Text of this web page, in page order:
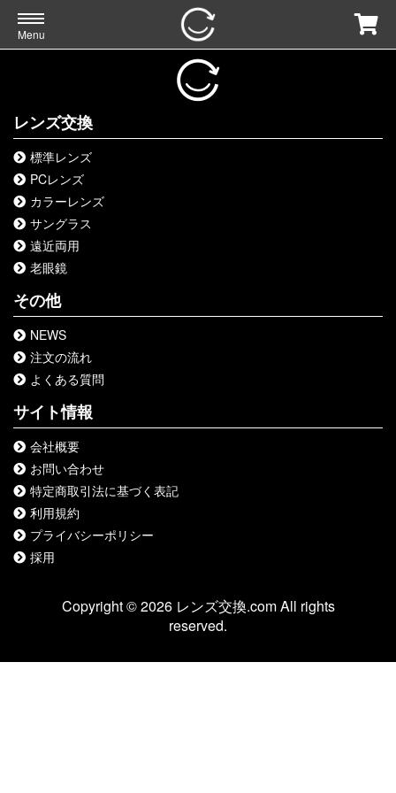
Menu
レンズ交換
標準レンズ
PCレンズ
カラーレンズ
サングラス
遠近両用
老眼鏡
その他
NEWS
注文の流れ
よくある質問
サイト情報
会社概要
お問い合わせ
特定商取引法に基づく表記
利用規約
プライバシーポリシー
採用
Copyright © 2026 レンズ交換.com All rights
reserved.